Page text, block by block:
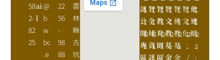
58
2-
82
25
ai
l
@
b
w
bc
.e
22
56
-
98
88
雲
林
縣
古
坑
訊
公
開
專
區
t
t
p
s
:
智
全
球
資
訊
t
t
p
s
:
智
教
育
園
區
t
t
p
:
/
智
文
教
基
金
t
t
p
:
/
智
佛
教
基
金
t
t
p
s
:
智
文
化
t
t
p
:
/
他
連
結
t
t
p
s
: